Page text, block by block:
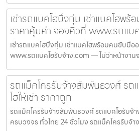
เช่ารถแบคโฮบึงกุ่ม เช่าแบคโฮพ
ราคาคุ้มค่า จองคิวที่ www.รถแบ
เช่ารถแบคโฮบึงกุ่ม เช่าแบคโฮพร้อมคนขับมื
www.รถแบคโฮรับจ้าง.com — ไม่ว่าหน้างาน
รถแม็คโครรับจ้างสัมพันธวงศ์ รถ
โฮให้เช่า ราคาถูก
รถแม็คโครรับจ้างสัมพันธวงศ์ รถแบคโฮรับจ้า
ครบวงจร ทั่วไทย 24 ชั่วโมง รถแม็คโครรับจ้